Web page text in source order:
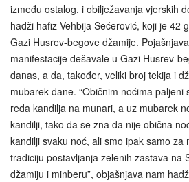
između ostalog, i obilježavanja vjerskih
hadži hafiz Vehbija Šećerović, koji je 42
Gazi Husrev-begove džamije.
manifestacije dešavale u Gazi Husrev-
danas, a da, također, veliki broj tekija i
mubarek dane. “Običnim noćima paljeni
reda kandilja na munari, a uz mubarek
kandilji, tako da se zna da nije obična
kandilji svaku noć, ali smo ipak samo za
tradiciju postavljanja zelenih zastava na
džamiju i minberu”, objašnjava nam